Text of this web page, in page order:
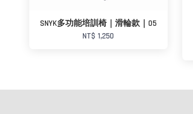
SNYK多功能培訓椅｜滑輪款｜05
NT$ 1,250